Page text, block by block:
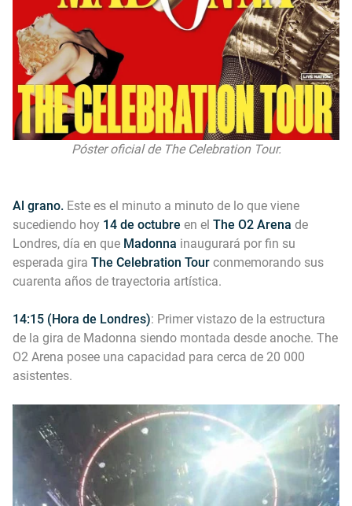
Póster oficial de The Celebration Tour.
Al grano. Este es el minuto a minuto de lo que viene
sucediendo hoy 14 de octubre en el The O2 Arena de
Londres, día en que Madonna inaugurará por fin su
esperada gira The Celebration Tour conmemorando sus
cuarenta años de trayectoria artística.
14:15 (Hora de Londres): Primer vistazo de la estructura
de la gira de Madonna siendo montada desde anoche. The
O2 Arena posee una capacidad para cerca de 20 000
asistentes.